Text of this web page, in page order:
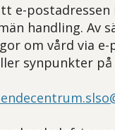
e-
handling. Av
om vård via
synpunkter på